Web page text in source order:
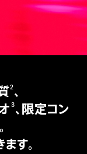
2、
3、限定コン
す。